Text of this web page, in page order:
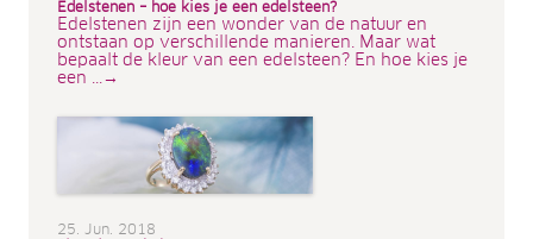
Edelstenen – hoe kies je een edelsteen?
Edelstenen zijn een wonder van de natuur en
ontstaan op verschillende manieren. Maar wat
bepaalt de kleur van een edelsteen? En hoe kies je
een ...→
25. Jun. 2018